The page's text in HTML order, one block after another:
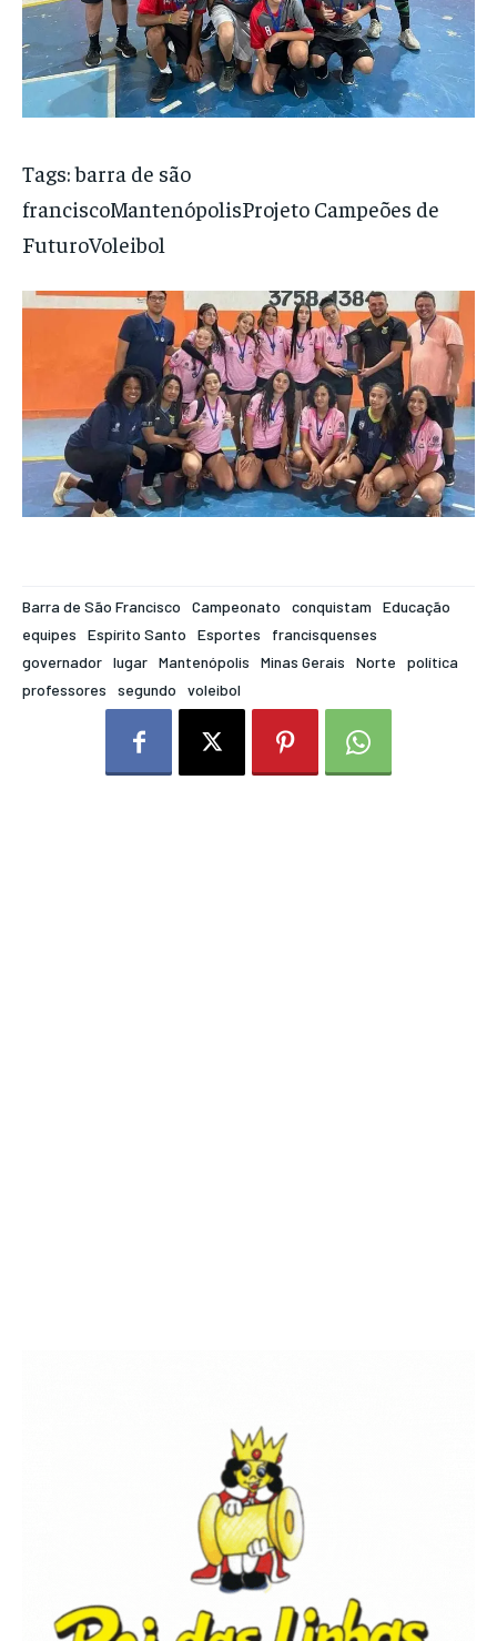
Tags: barra de são
franciscoMantenópolisProjeto Campeões de
FuturoVoleibol
Barra de São Francisco Campeonato conquistam
Educação
equipes
Espírito Santo Esportes
francisquenses
governador lugar Mantenópolis Minas Gerais Norte
política
professores
segundo voleibol